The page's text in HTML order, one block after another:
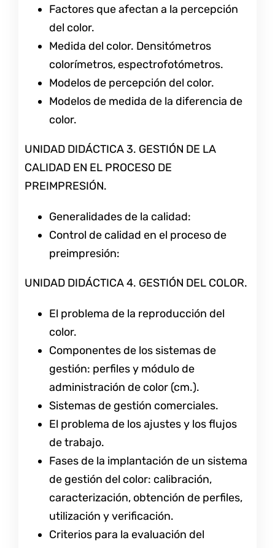
Factores que afectan a la percepción
del color.
Medida del color. Densitómetros
colorímetros, espectrofotómetros.
Modelos de percepción del color.
Modelos de medida de la diferencia de
color.
UNIDAD DIDÁCTICA 3. GESTIÓN DE LA
CALIDAD EN EL PROCESO DE
PREIMPRESIÓN.
Generalidades de la calidad:
Control de calidad en el proceso de
preimpresión:
UNIDAD DIDÁCTICA 4. GESTIÓN DEL COLOR.
El problema de la reproducción del
color.
Componentes de los sistemas de
gestión: perfiles y módulo de
administración de color (cm.).
Sistemas de gestión comerciales.
El problema de los ajustes y los flujos
de trabajo.
Fases de la implantación de un sistema
de gestión del color: calibración,
caracterización, obtención de perfiles,
utilización y verificación.
Criterios para la evaluación del